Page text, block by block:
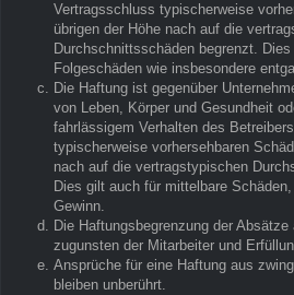
Vertragsschluss typischerweise
übrigen der Höhe nach auf die
Durchschnittsschäden begrenzt.
Folgeschäden wie insbesondere
Die Haftung ist gegenüber
von Leben, Körper und Gesundheit
fahrlässigem Verhalten des
typischerweise vorhersehbaren
nach auf die vertragstypischen
Dies gilt auch für mittelbare
Gewinn.
Die Haftungsbegrenzung der
zugunsten der Mitarbeiter und
Ansprüche für eine Haftung aus
bleiben unberührt.